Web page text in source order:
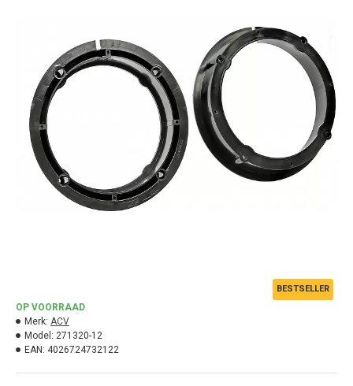
BESTSELLER
OP VOORRAAD
Merk: ACV
Model: 271320-12
EAN: 4026724732122